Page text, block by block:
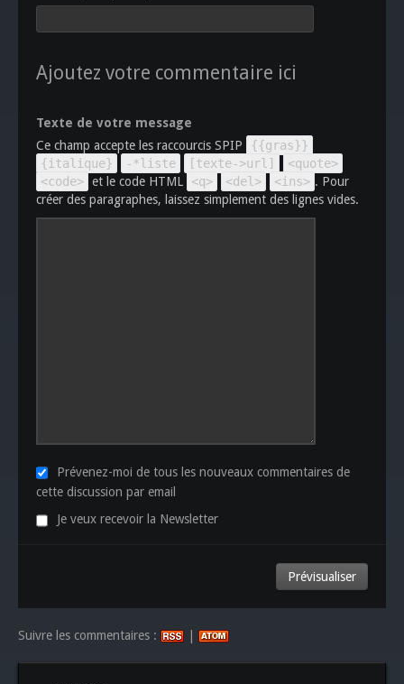
Ajoutez votre commentaire ici
Texte de votre message
Ce champ accepte les raccourcis SPIP
{{gras}}
{italique}
-*liste [texte->url]
<quote>
<code> et le code HTML <q> <del> <ins> . Pour
créer des paragraphes, laissez simplement des lignes vides.
Prévenez-moi de tous les nouveaux commentaires de
cette discussion par email
Je veux recevoir la Newsletter
Suivre les commentaires : |